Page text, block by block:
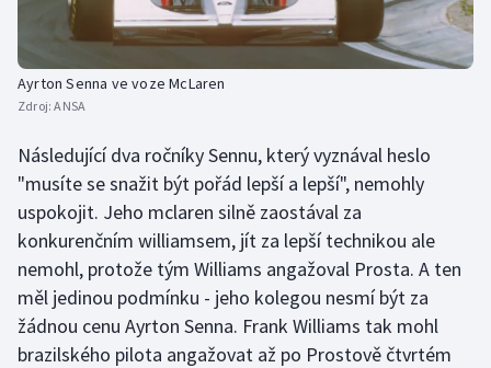
Ayrton Senna ve voze McLaren
Zdroj:ANSA
Následující dva ročníky Sennu, který vyznával heslo
"musíte se snažit být pořád lepší a lepší", nemohly
uspokojit. Jeho mclaren silně zaostával za
konkurenčním williamsem, jít za lepší technikou ale
nemohl, protože tým Williams angažoval Prosta. A ten
měl jedinou podmínku - jeho kolegou nesmí být za
žádnou cenu Ayrton Senna. Frank Williams tak mohl
brazilského pilota angažovat až po Prostově čtvrtém